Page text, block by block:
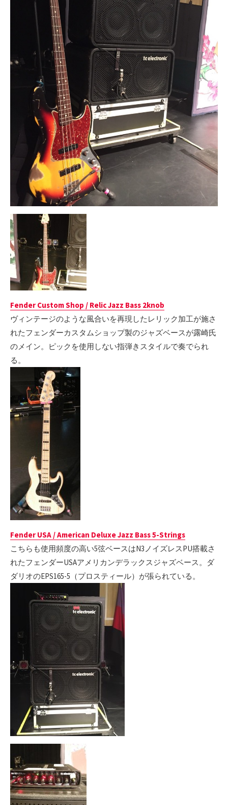
Fender Custom Shop / Relic Jazz Bass 2knob
ヴィンテージのような風合いを再現したレリック加工が施さ
れたフェンダーカスタムショップ製のジャズベースが露崎氏
のメイン。ピックを使用しない指弾きスタイルで奏でられ
る。
Fender USA / American Deluxe Jazz Bass 5-Strings
こちらも使用頻度の高い5弦ベースはN3ノイズレスPU搭載さ
れたフェンダーUSAアメリカンデラックスジャズベース。ダ
ダリオのEPS165-5（プロスティール）が張られている。